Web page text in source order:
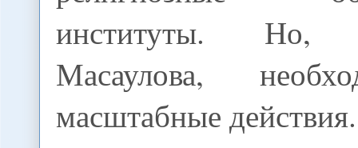
институты.
Масаулова,
масштабные действия.